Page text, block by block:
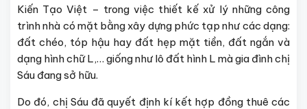
Kiến Tạo Việt – trong việc thiết kế xử lý những công
trình nhà có mặt bằng xây dựng phức tạp như các dạng:
đất chéo, tóp hậu hay đất hẹp mặt tiền, đất ngắn và
dạng hình chữ L,… giống như lô đất hình L mà gia đình chị
Sáu đang sở hữu.
Do đó, chị Sáu đã quyết định kí kết hợp đồng thuê các